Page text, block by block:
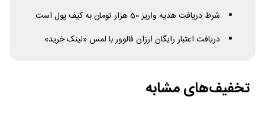
شرط دریافت هدیه واریز 50 هزار تومان به کیف پول است
دریافت اعتبار رایگان ارزان فالوور با لمس «لینک خرید»
تخفیف‌های مشابه